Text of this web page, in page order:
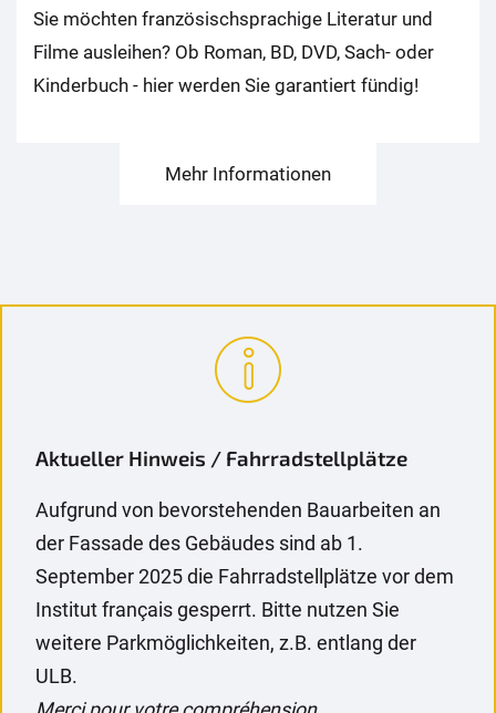
Sie möchten französischsprachige Literatur und
Filme ausleihen? Ob Roman, BD, DVD, Sach- oder
Kinderbuch - hier werden Sie garantiert fündig!
Mehr Informationen
Aktueller Hinweis / Fahrradstellplätze
Aufgrund von bevorstehenden Bauarbeiten an
der Fassade des Gebäudes sind ab 1.
September 2025 die Fahrradstellplätze vor dem
Institut français gesperrt. Bitte nutzen Sie
weitere Parkmöglichkeiten, z.B. entlang der
ULB.